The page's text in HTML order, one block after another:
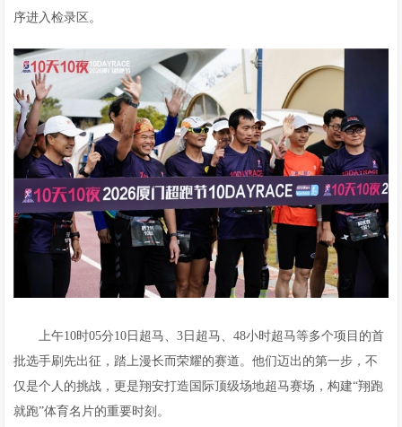
序进入检录区。
上午10时05分10日超马、3日超马、48小时超马等多个项目的首
批选手刷先出征，踏上漫长而荣耀的赛道。他们迈出的第一步，不
仅是个人的挑战，更是翔安打造国际顶级场地超马赛场，构建“翔跑
就跑”体育名片的重要时刻。